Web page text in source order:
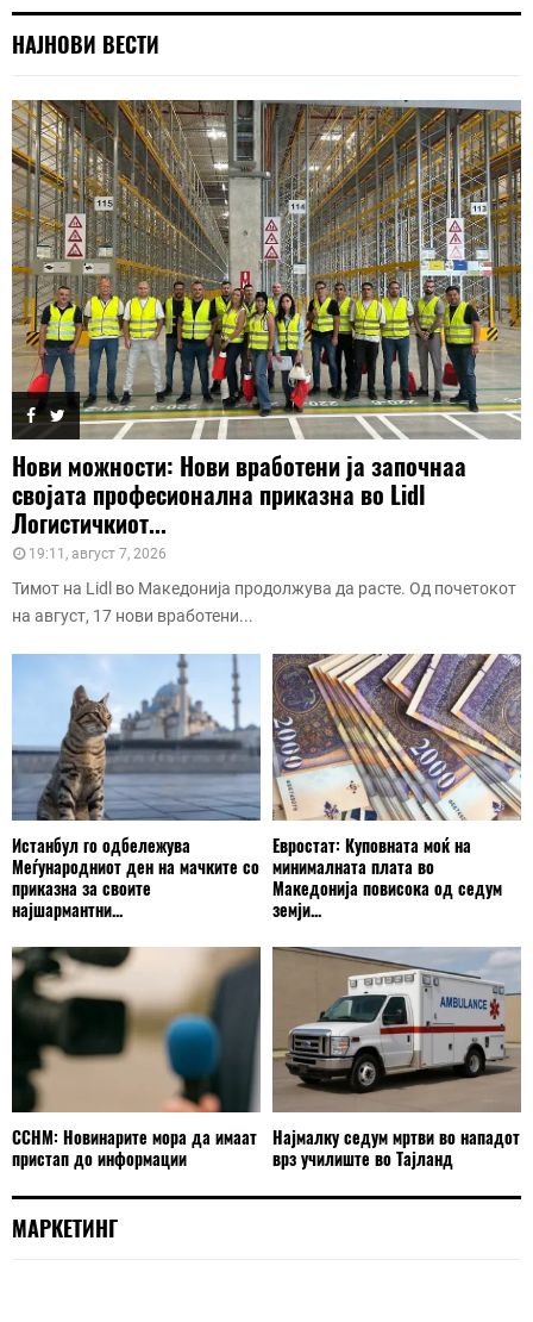
НАЈНОВИ ВЕСТИ
Нови можности: Нови вработени ја започнаа
својата професионална приказна во Lidl
Логистичкиот...
19:11, август 7, 2026
Тимот на Lidl во Македонија продолжува да расте. Од почетокот
на август, 17 нови вработени...
Истанбул го одбележува
Меѓународниот ден на мачките со
приказна за своите
најшармантни...
Евростат: Куповната моќ на
минималната плата во
Македонија повисока од седум
земји...
ССНМ: Новинарите мора да имаат
пристап до информации
Најмалку седум мртви во нападот
врз училиште во Тајланд
МАРКЕТИНГ